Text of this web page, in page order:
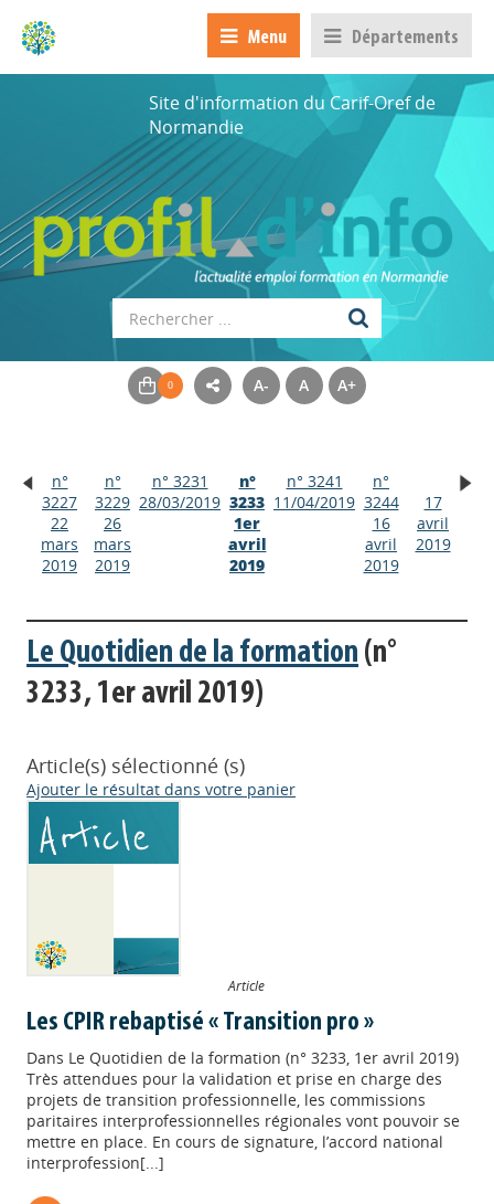
Menu Départements
Site d'information du Carif-Oref de
Normandie
A- A A+
n°
3227
22
mars
2019
n°
3229
26
mars
2019
n° 3231
28/03/2019
n°
3233
1er
avril
2019
n° 3241
11/04/2019
n°
3244
16
avril
2019
17
avril
2019
Le Quotidien de la formation (n°
3233, 1er avril 2019)
Article(s) sélectionné (s)
Ajouter le résultat dans votre panier
Article
Les CPIR rebaptisé « Transition pro »
Dans Le Quotidien de la formation (n° 3233, 1er avril 2019)
Très attendues pour la validation et prise en charge des
projets de transition professionnelle, les commissions
paritaires interprofessionnelles régionales vont pouvoir se
mettre en place. En cours de signature, l’accord national
interprofession[...]Appels à projets